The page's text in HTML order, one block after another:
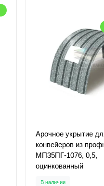
Арочное укрытие
конвейеров из
МП35ПГ-1076, 0,5,
оцинкованный
В наличии